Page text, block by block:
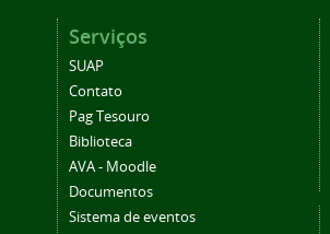
Serviços
SUAP
Contato
Pag Tesouro
Biblioteca
AVA - Moodle
Documentos
Sistema de eventos